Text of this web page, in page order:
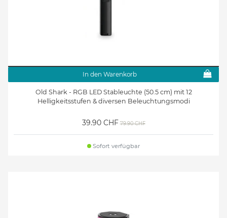
In den Warenkorb
Old Shark - RGB LED Stableuchte (50.5 cm) mit 12
Helligkeitsstufen & diversen Beleuchtungsmodi
39.90 CHF 79.90 CHF
Sofort verfügbar